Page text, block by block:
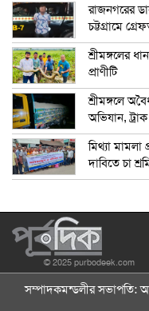
রাজনগরের
চট্টগ্রামে
শ্রীমঙ্গলের
প্রাণীটি
শ্রীমঙ্গলে
অভিযান,
মিথ্যা মামলা
দাবিতে চা
© 2025 purbodeek.com
সম্পাদকমন্ডলীর সভাপতি: